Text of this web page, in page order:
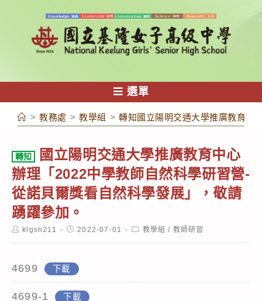
容
選單
> 教務處 > 教學組 > 轉知國立陽明交通大學推廣教育中
轉知
國立陽明交通大學推廣教育中心
辦理「2022中學教師自然科學研習營-
從諾貝爾獎看自然科學發展」，敬請
踴躍參加。
Postklgsh211
Post2022-07-01
Post教學組 / 教師研習
4699 下載
4699-1 下載